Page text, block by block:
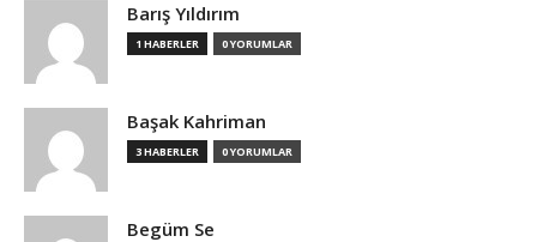
Barış Yıldırım
1 HABERLER 0 YORUMLAR
Başak Kahriman
3 HABERLER 0 YORUMLAR
Begüm Se